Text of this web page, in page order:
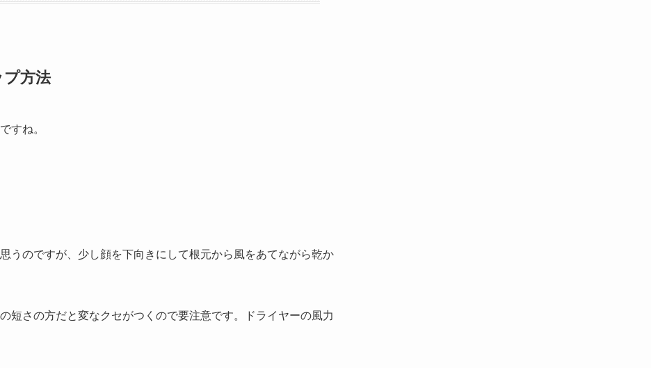
方法
すね。
うのですが、少し顔を下向きにして根元から風をあてながら乾か
短さの方だと変なクセがつくので要注意です。ドライヤーの風力